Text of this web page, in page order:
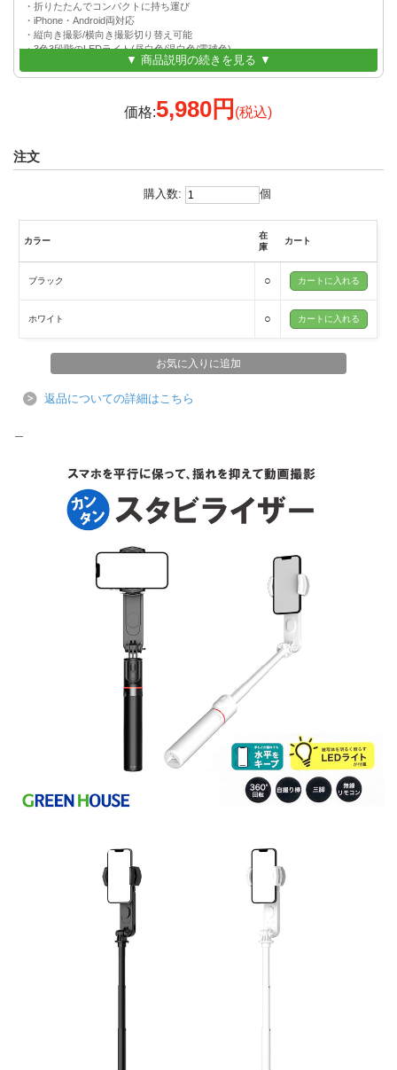
・折りたたんでコンパクトに持ち運び
・iPhone・Android両対応
・縦向き撮影/横向き撮影切り替え可能
・3色3段階のLEDライト(昼白色/温白色/電球色)
・LEDライトはバックライトや自撮り用ライトとして使用可能
▼ 商品説明の続きを見る ▼
価格:5,980円 (税込)
注文
購入数: 個
カラー
在
庫
カート
ブラック ○
ホワイト ○
返品についての詳細はこちら